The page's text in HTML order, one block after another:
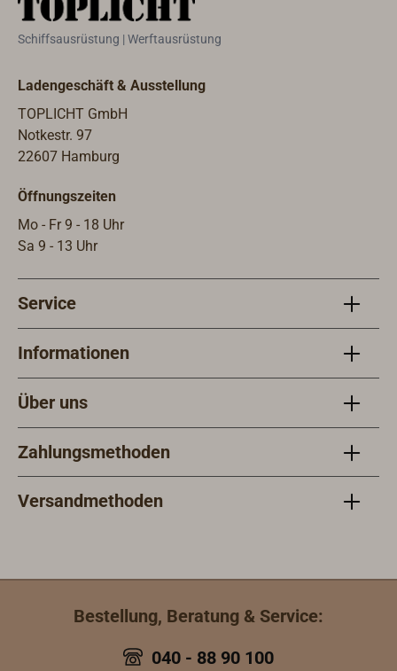
Schiffsausrüstung | Werftausrüstung
Ladengeschäft & Ausstellung
TOPLICHT GmbH
Notkestr. 97
22607 Hamburg
Öffnungszeiten
Mo - Fr 9 - 18 Uhr
Sa 9 - 13 Uhr
Service
Informationen
Über uns
Zahlungsmethoden
Versandmethoden
Bestellung, Beratung & Service:
040 - 88 90 100